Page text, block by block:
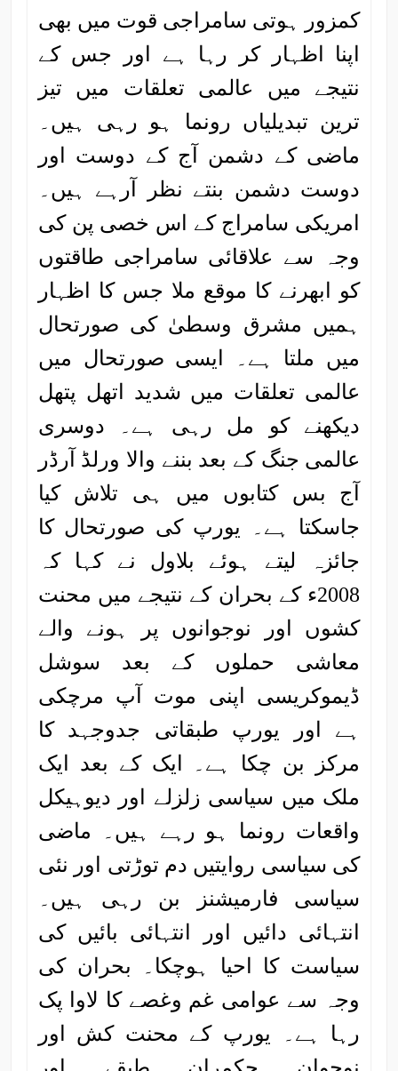
کمزور ہوتی سامراجی قوت میں بھی
اپنا اظہار کر رہا ہے اور جس کے
نتیجے میں عالمی تعلقات میں تیز
ترین تبدیلیاں رونما ہو رہی ہیں۔
ماضی کے دشمن آج کے دوست اور
دوست دشمن بنتے نظر آرہے ہیں۔
امریکی سامراج کے اس خصی پن کی
وجہ سے علاقائی سامراجی طاقتوں
کو ابھرنے کا موقع ملا جس کا اظہار
ہمیں مشرق وسطیٰ کی صورتحال
میں ملتا ہے۔ ایسی صورتحال میں
عالمی تعلقات میں شدید اتھل پتھل
دیکھنے کو مل رہی ہے۔ دوسری
عالمی جنگ کے بعد بننے والا ورلڈ آرڈر
آج بس کتابوں میں ہی تلاش کیا
جاسکتا ہے۔ یورپ کی صورتحال کا
جائزہ لیتے ہوئے بلاول نے کہا کہ
2008ء کے بحران کے نتیجے میں محنت
کشوں اور نوجوانوں پر ہونے والے
معاشی حملوں کے بعد سوشل
ڈیموکریسی اپنی موت آپ مرچکی
ہے اور یورپ طبقاتی جدوجہد کا
مرکز بن چکا ہے۔ ایک کے بعد ایک
ملک میں سیاسی زلزلے اور دیوہیکل
واقعات رونما ہو رہے ہیں۔ ماضی
کی سیاسی روایتیں دم توڑتی اور نئی
سیاسی فارمیشنز بن رہی ہیں۔
انتہائی دائیں اور انتہائی بائیں کی
سیاست کا احیا ہوچکا۔ بحران کی
وجہ سے عوامی غم وغصے کا لاوا پک
رہا ہے۔ یورپ کے محنت کش اور